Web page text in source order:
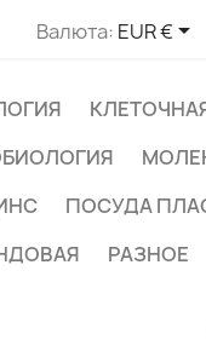
Валюта: EUR €
ПОСУДА
РАЗНОЕ